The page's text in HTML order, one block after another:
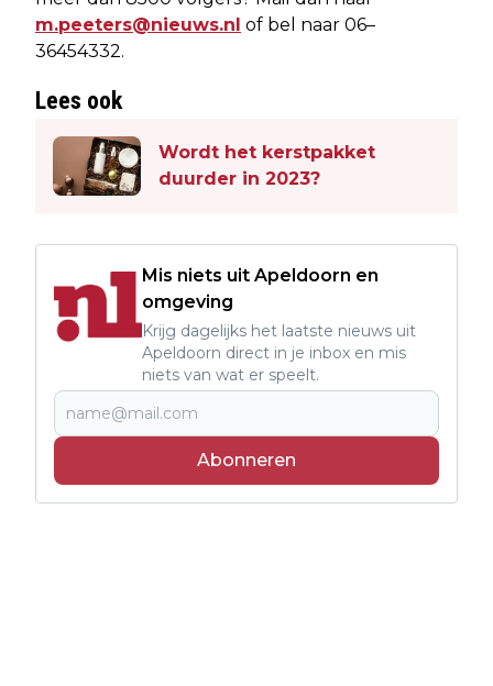
m.peeters@nieuws.nl of bel naar 06–
36454332.
Lees ook
Wordt het kerstpakket
duurder in 2023?
Mis niets uit Apeldoorn en
omgeving
Krijg dagelijks het laatste nieuws uit
Apeldoorn direct in je inbox en mis
niets van wat er speelt.
Abonneren